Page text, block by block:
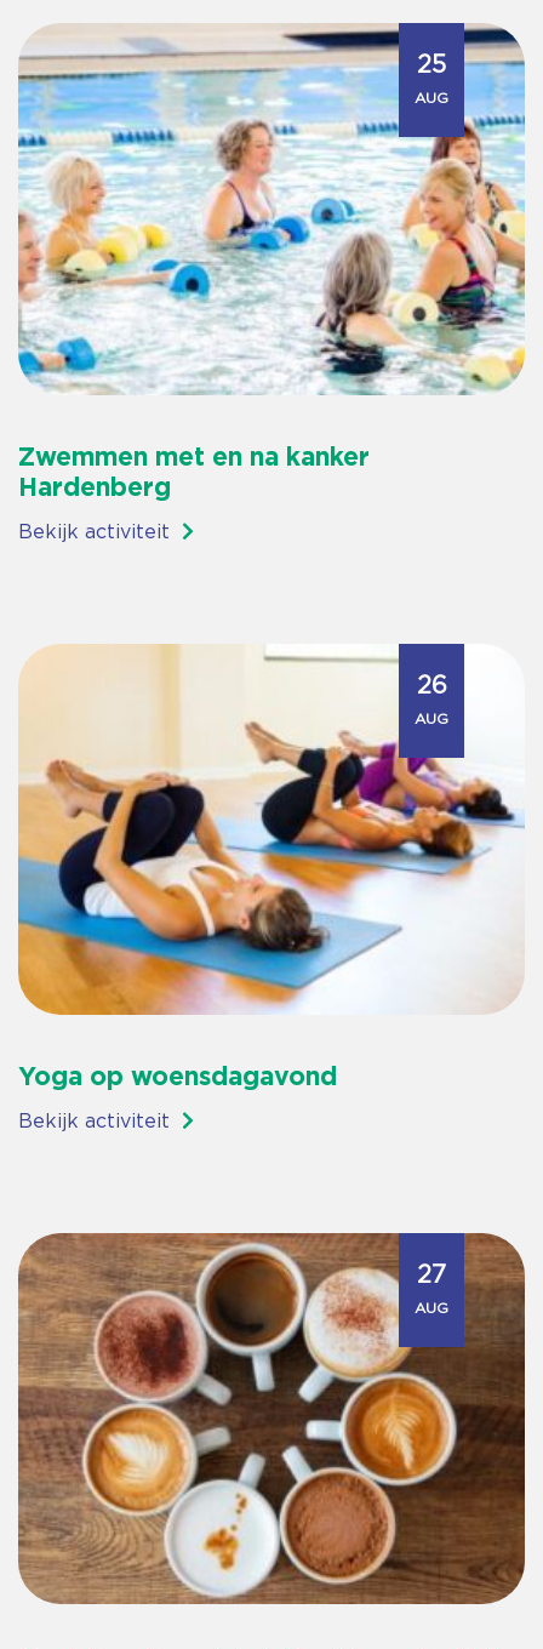
25
AUG
Zwemmen met en na kanker
Hardenberg
Bekijk activiteit
26
AUG
Yoga op woensdagavond
Bekijk activiteit
27
AUG